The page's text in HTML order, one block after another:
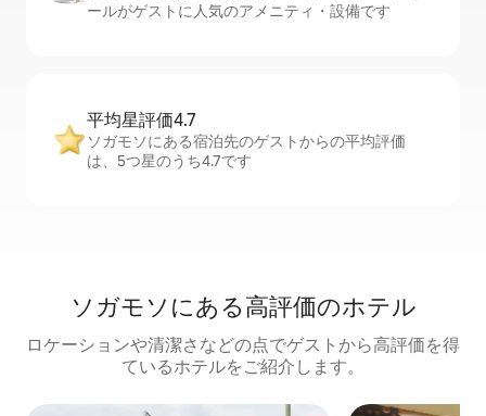
ールがゲストに人気のアメニティ・設備です
平均星評価4.7
ソガモソにある宿泊先のゲストからの平均評価
は、5つ星のうち4.7です
ソガモソにある高⁠評⁠価⁠のホ⁠テ⁠ル
ロケーションや清潔さなどの点でゲストから高評価を得
ているホテルをご紹介します。